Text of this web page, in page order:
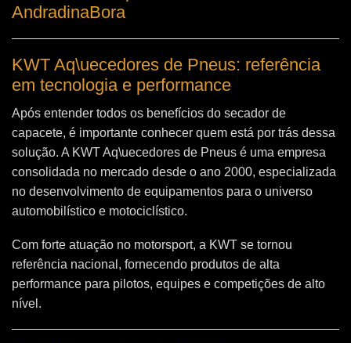
AndradinaBora
KWT Aq\uecedores de Pneus: referência
em tecnologia e performance
Após entender todos os benefícios do secador de
capacete, é importante conhecer quem está por trás dessa
solução. A KWT Aq\uecedores de Pneus é uma empresa
consolidada no mercado desde o ano 2000, especializada
no desenvolvimento de equipamentos para o universo
automobilístico e motociclístico.
Com forte atuação no motorsport, a KWT se tornou
referência nacional, fornecendo produtos de alta
performance para pilotos, equipes e competições de alto
nível.